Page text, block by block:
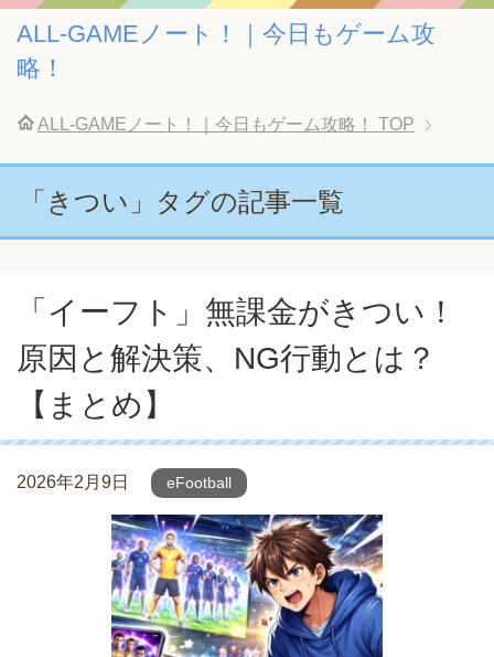
ALL-GAMEノート！｜今日もゲーム攻
略！
ALL-GAMEノート！｜今日もゲーム攻略！ TOP
「きつい」タグの記事一覧
「イーフト」無課金がきつい！
原因と解決策、NG行動とは？
【まとめ】
2026年2月9日 eFootball